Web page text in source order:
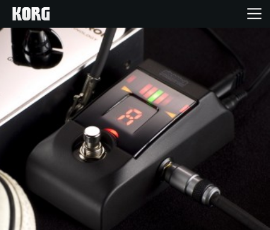
Accueil
Produits
Extras
Evénements
Support